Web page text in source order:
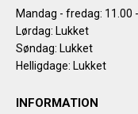
Mandag - fredag: 11.00
Lørdag: Lukket
Søndag: Lukket
Helligdage: Lukket
INFORMATION